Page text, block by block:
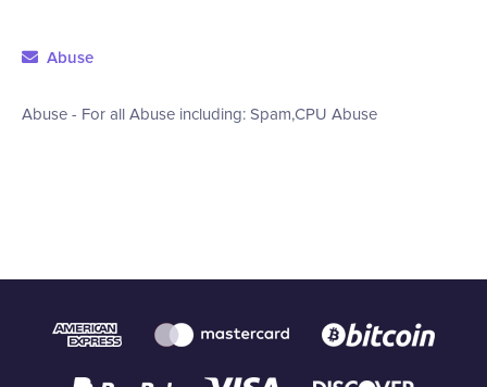
Abuse
Abuse - For all Abuse including: Spam,CPU Abuse